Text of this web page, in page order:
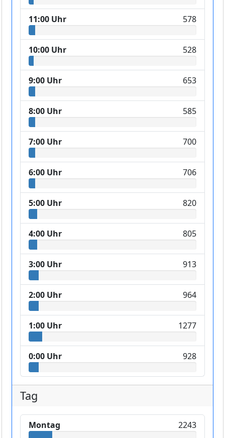
11:00 Uhr 578
10:00 Uhr 528
9:00 Uhr 653
8:00 Uhr 585
7:00 Uhr 700
6:00 Uhr 706
5:00 Uhr 820
4:00 Uhr 805
3:00 Uhr 913
2:00 Uhr 964
1:00 Uhr 1277
0:00 Uhr 928
Tag
Montag 2243